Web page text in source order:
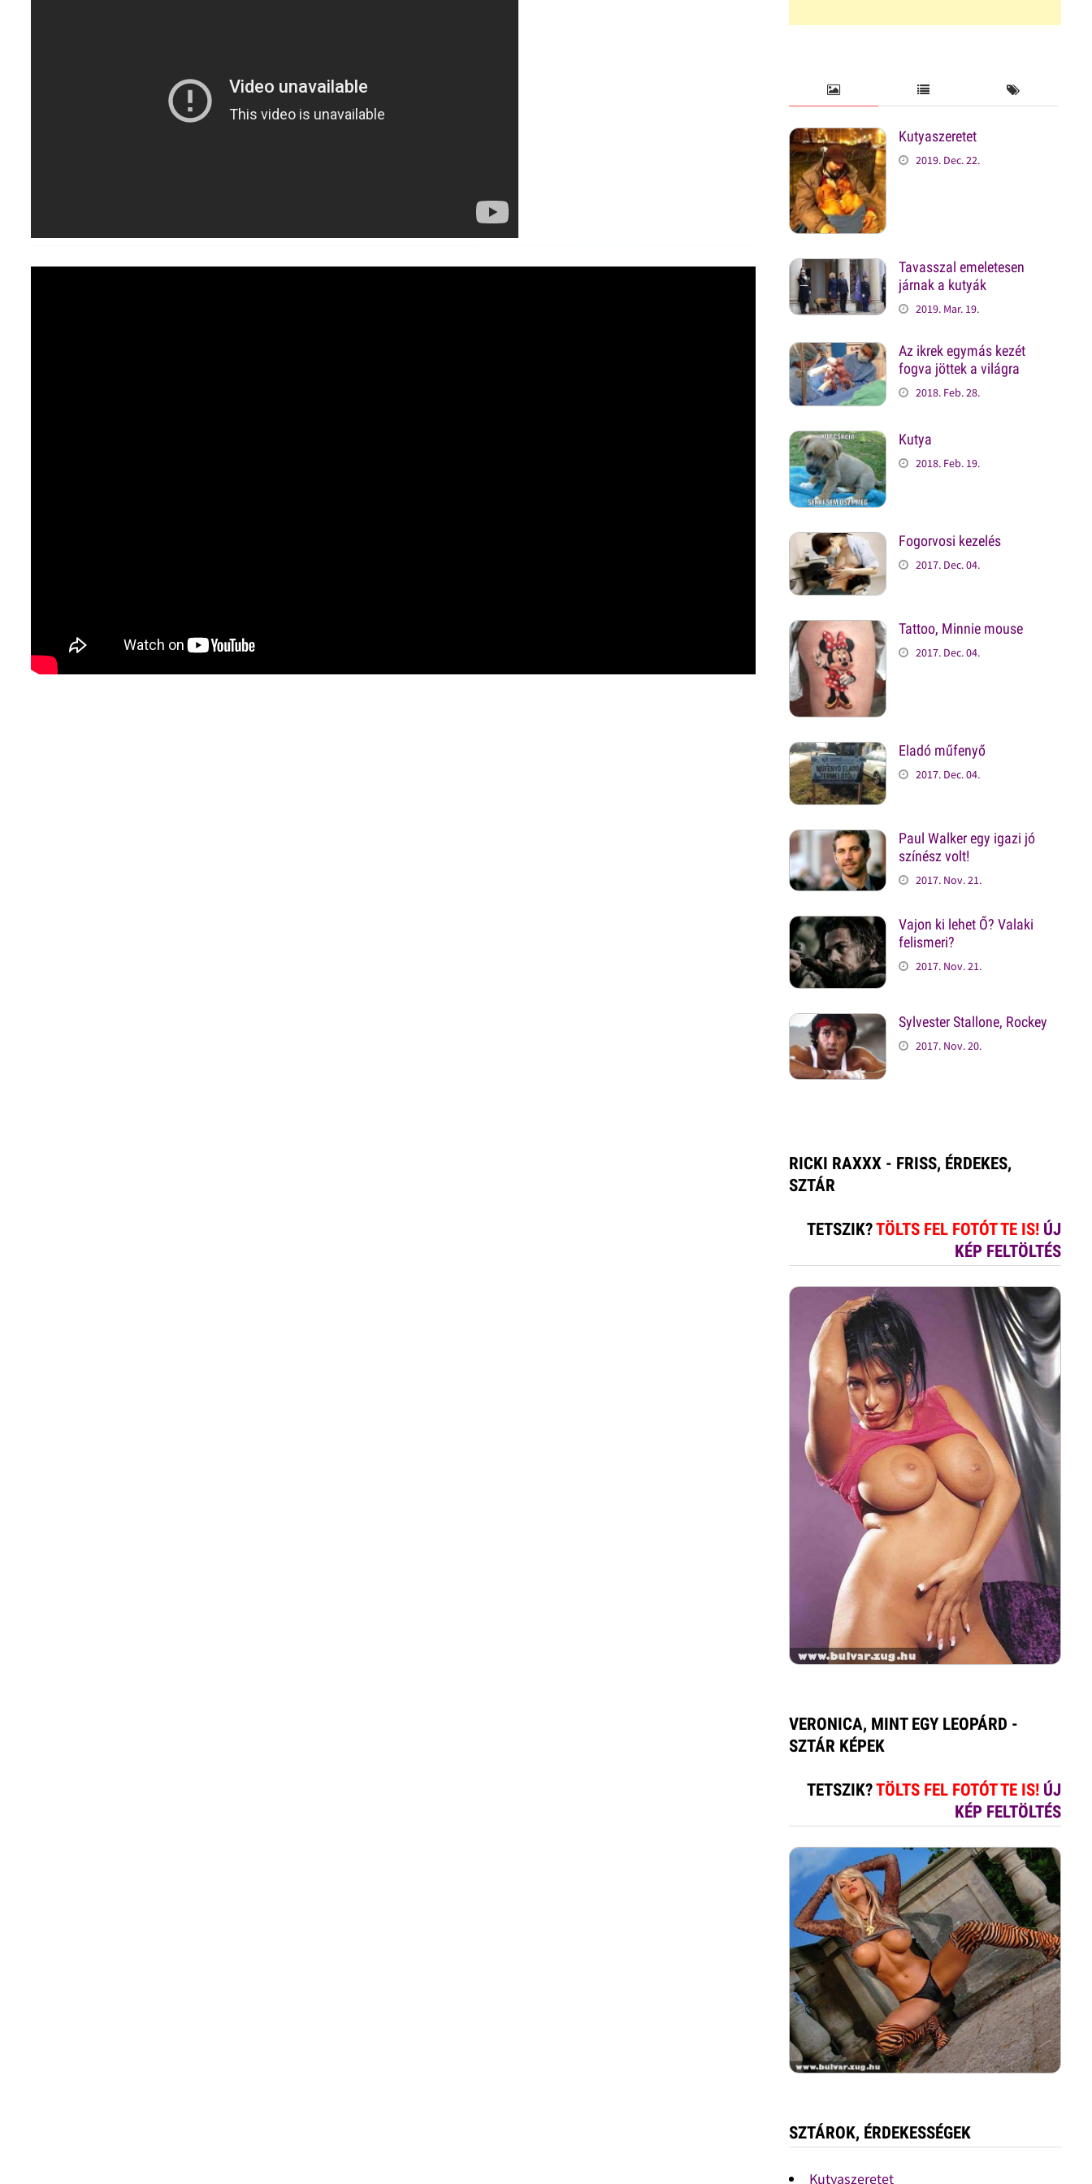
Kutyaszeretet
2019. Dec. 22.
Tavasszal emeletesen
járnak a kutyák
2019. Mar. 19.
Az ikrek egymás kezét
fogva jöttek a világra
2018. Feb. 28.
Kutya
2018. Feb. 19.
Fogorvosi kezelés
2017. Dec. 04.
Tattoo, Minnie mouse
2017. Dec. 04.
Eladó műfenyő
2017. Dec. 04.
Paul Walker egy igazi jó
színész volt!
2017. Nov. 21.
Vajon ki lehet Ő? Valaki
felismeri?
2017. Nov. 21.
Sylvester Stallone, Rockey
2017. Nov. 20.
RICKI RAXXX - FRISS, ÉRDEKES,
SZTÁR
TETSZIK?TÖLTS FEL FOTÓT TE IS! ÚJ
KÉP FELTÖLTÉS
VERONICA, MINT EGY LEOPÁRD -
SZTÁR KÉPEK
TETSZIK?TÖLTS FEL FOTÓT TE IS! ÚJ
KÉP FELTÖLTÉS
SZTÁROK, ÉRDEKESSÉGEK
Kutyaszeretet